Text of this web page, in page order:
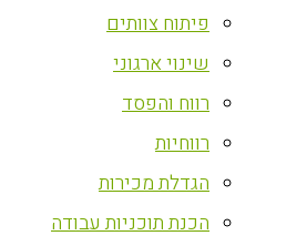
פיתוח צוותים
שינוי ארגוני
רווח והפסד
רווחיות
הגדלת מכירות
הכנת תוכניות עבודה